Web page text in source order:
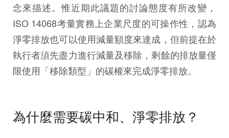
念來描述。惟近期此議題的討論態度有所改變，
ISO 14068考量實務上企業尺度的可操作性，認為
淨零排放也可以使用減量額度來達成，但前提在於
執行者須先盡力進行減量及移除，剩餘的排放量僅
限使用「移除類型」的碳權來完成淨零排放。
為什麼需要碳中和、淨零排放？